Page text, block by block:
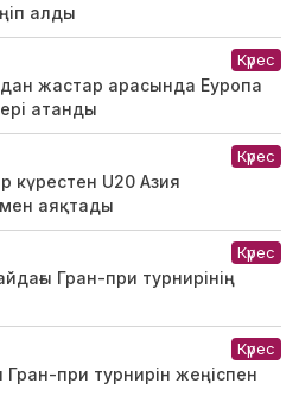
алды
Күрес
жастар арасында Еуропа
атанды
Күрес
күрестен U20 Азия
аяқтады
Күрес
Гран-при турнирінің
Күрес
при турнирін жеңіспен